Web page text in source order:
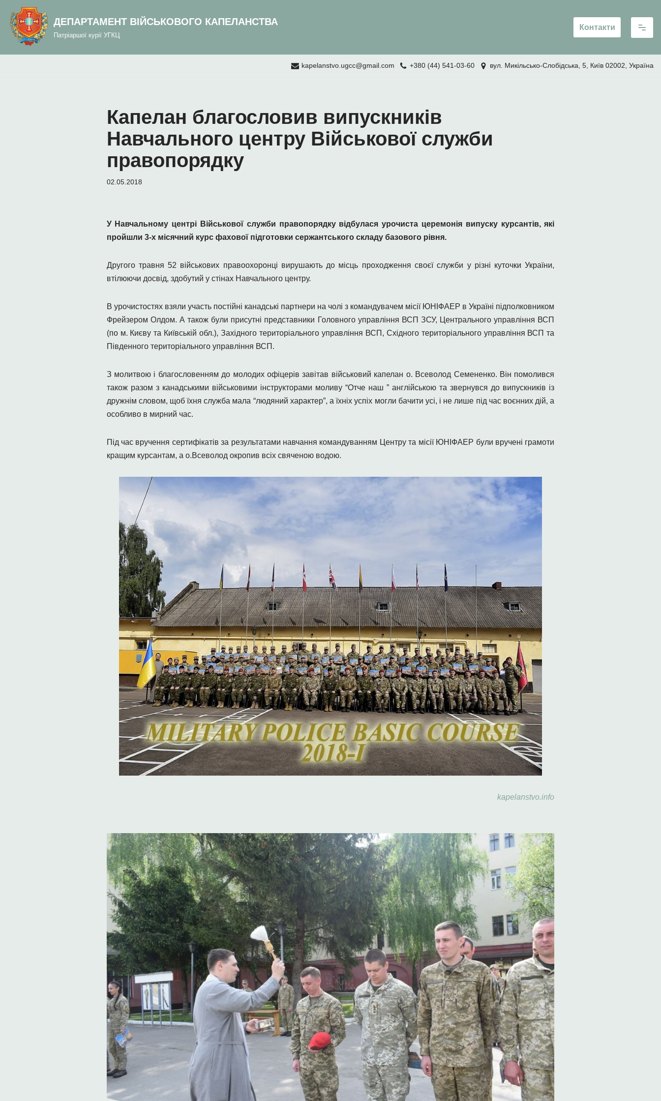
вмісту
Перейти
вмісту
ДЕПАРТАМЕНТ ВІЙСЬКОВОГО КАПЕЛАНСТВА
Патріаршої курії УГКЦ
Контакти
kapelanstvo.ugcc@gmail.com +380 (44) 541-03-60 вул. Микільсько-Слобідська, 5, Київ 02002, Україна
Капелан благословив випускників
Навчального центру Військової служби
правопорядку
02.05.2018
У Навчальному центрі Військової служби правопорядку відбулася урочиста церемонія випуску курсантів, які
пройшли 3-х місячний курс фахової підготовки сержантського складу базового рівня.
Другого травня 52 військових правоохоронці вирушають до місць проходження своєї служби у різні куточки України,
втілюючи досвід, здобутий у стінах Навчального центру.
В урочистостях взяли участь постійні канадські партнери на чолі з командувачем місії ЮНІФАЕР в Україні підполковником
Фрейзером Олдом. А також були присутні представники Головного управління ВСП ЗСУ, Центрального управління ВСП
(по м. Києву та Київській обл.), Західного територіального управління ВСП, Східного територіального управління ВСП та
Південного територіального управління ВСП.
З молитвою і благословенням до молодих офіцерів завітав військовий капелан о. Всеволод Семененко. Він помолився
також разом з канадськими військовими інструкторами моливу “Отче наш ” англійською та звернувся до випускників із
дружнім словом, щоб їхня служба мала “людяний характер”, а їхніх успіх могли бачити усі, і не лише під час воєнних дій, а
особливо в мирний час.
Під час вручення сертифікатів за результатами навчання командуванням Центру та місії ЮНІФАЕР були вручені грамоти
кращим курсантам, а о.Всеволод окропив всіх свяченою водою.
kapelanstvo.info